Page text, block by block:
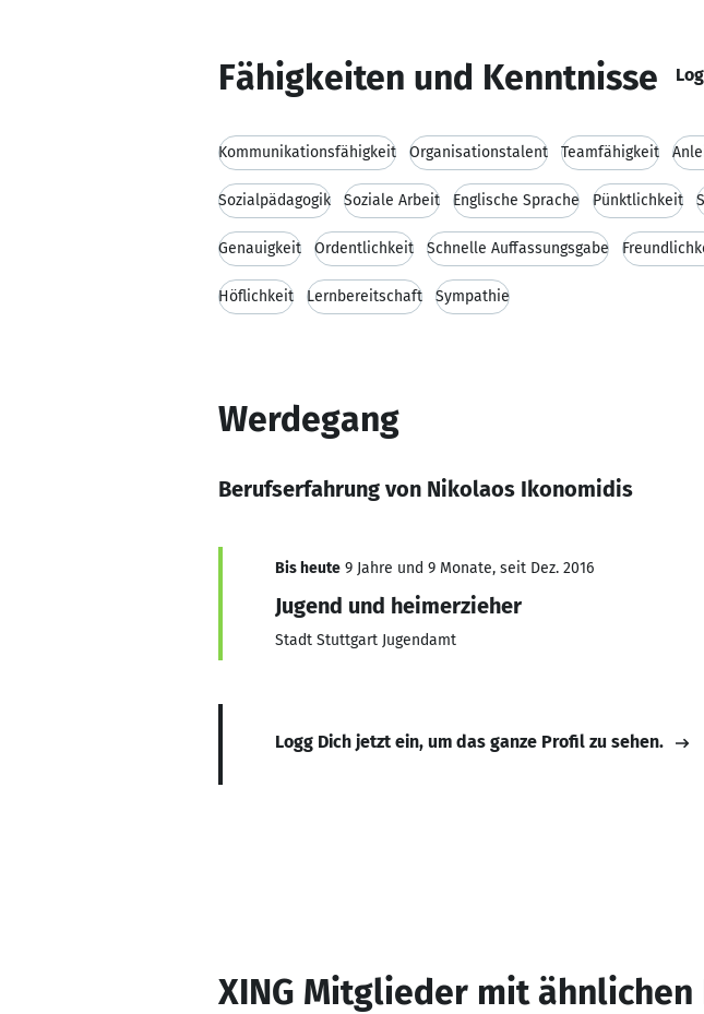
Fähigkeiten und Kenntnisse
Kommunikationsfähigkeit Organisationstalent Teamfähigkeit
Sozialpädagogik Soziale Arbeit Englische Sprache Pünktlichkeit
Genauigkeit Ordentlichkeit Schnelle Auffassungsgabe
Höflichkeit Lernbereitschaft Sympathie
Werdegang
Berufserfahrung von Nikolaos Ikonomidis
Bis heute 9 Jahre und 9 Monate, seit Dez. 2016
Jugend und heimerzieher
Stadt Stuttgart Jugendamt
Logg Dich jetzt ein, um das ganze Profil zu sehen.
XING Mitglieder mit